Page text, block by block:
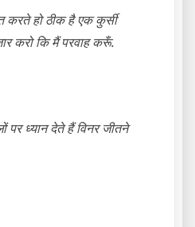
हो ठीक है एक कुर्सी
करो कि मैं परवाह करूँ.
पर ध्यान देते हैं विनर जीतने